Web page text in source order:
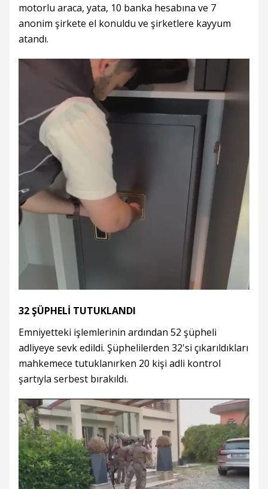
motorlu araca, yata, 10 banka hesabına ve 7
anonim şirkete el konuldu ve şirketlere kayyum
atandı.
32 ŞÜPHELİ TUTUKLANDI
Emniyetteki işlemlerinin ardından 52 şüpheli
adliyeye sevk edildi. Şüphelilerden 32'si çıkarıldıkları
mahkemece tutuklanırken 20 kişi adli kontrol
şartıyla serbest bırakıldı.